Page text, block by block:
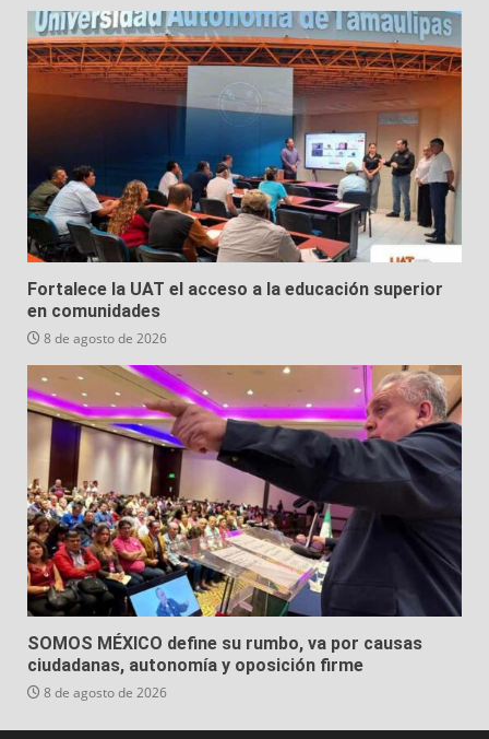
Fortalece la UAT el acceso a la educación superior
en comunidades
8 de agosto de 2026
SOMOS MÉXICO define su rumbo, va por causas
ciudadanas, autonomía y oposición firme
8 de agosto de 2026